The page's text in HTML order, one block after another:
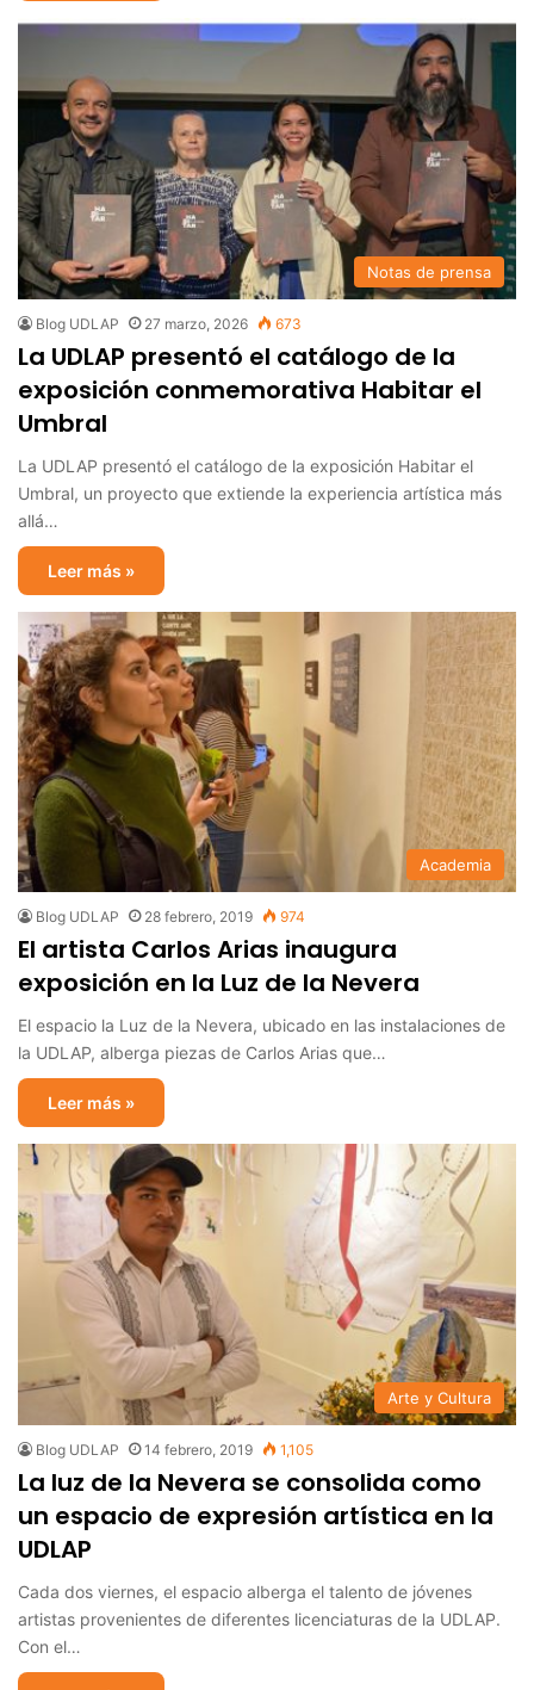
Notas de prensa
Blog UDLAP 27 marzo, 2026 673
La UDLAP presentó el catálogo de la
exposición conmemorativa Habitar el
Umbral
La UDLAP presentó el catálogo de la exposición Habitar el
Umbral, un proyecto que extiende la experiencia artística más
allá…
Leer más »
Academia
Blog UDLAP 28 febrero, 2019 974
El artista Carlos Arias inaugura
exposición en la Luz de la Nevera
El espacio la Luz de la Nevera, ubicado en las instalaciones de
la UDLAP, alberga piezas de Carlos Arias que…
Leer más »
Arte y Cultura
Blog UDLAP 14 febrero, 2019 1,105
La luz de la Nevera se consolida como
un espacio de expresión artística en la
UDLAP
Cada dos viernes, el espacio alberga el talento de jóvenes
artistas provenientes de diferentes licenciaturas de la UDLAP.
Con el…